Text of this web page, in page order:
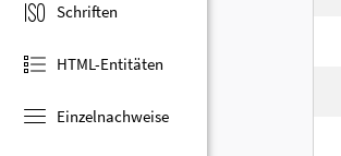
Schriften
HTML-Entitäten
Einzelnachweise